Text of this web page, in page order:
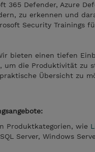
365 Defender, Azure
zu erkennen und
Security Trainings
bieten einen tiefen
um die Produktivität zu
Übersicht zu
Produktkategorien, wie
Server, Windows